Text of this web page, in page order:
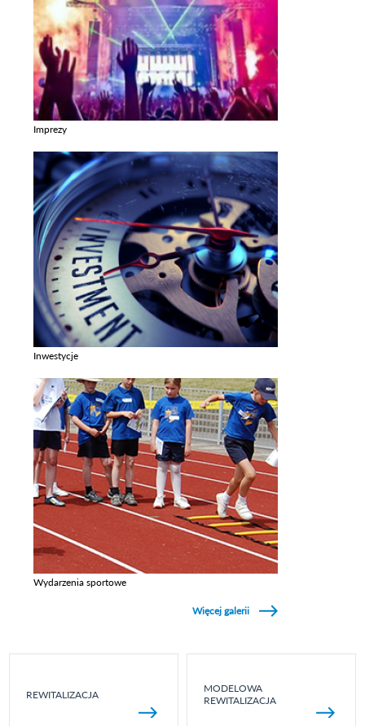
Imprezy
Inwestycje
Wydarzenia sportowe
Więcej galerii
REWITALIZACJA
MODELOWA
REWITALIZACJA